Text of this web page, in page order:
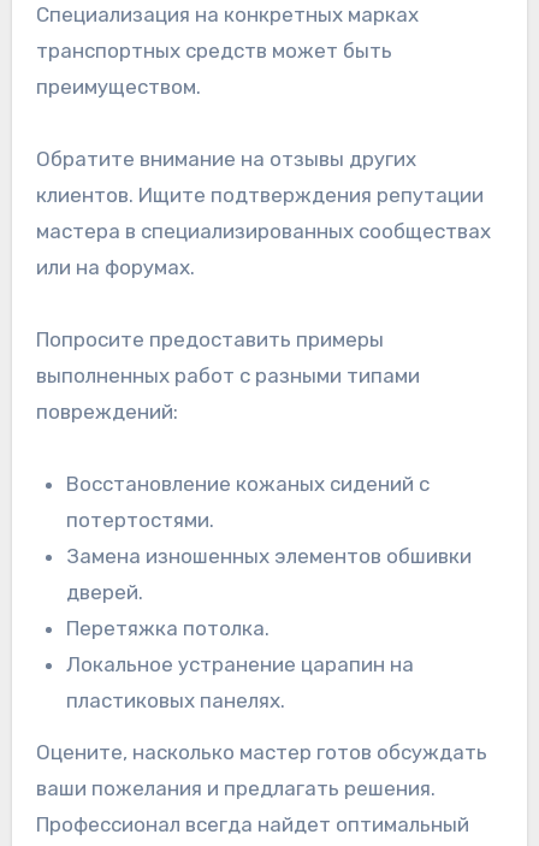
Специализация на конкретных марках
транспортных средств может быть
преимуществом.
Обратите внимание на отзывы других
клиентов. Ищите подтверждения репутации
мастера в специализированных сообществах
или на форумах.
Попросите предоставить примеры
выполненных работ с разными типами
повреждений:
Восстановление кожаных сидений с
потертостями.
Замена изношенных элементов обшивки
дверей.
Перетяжка потолка.
Локальное устранение царапин на
пластиковых панелях.
Оцените, насколько мастер готов обсуждать
ваши пожелания и предлагать решения.
Профессионал всегда найдет оптимальный